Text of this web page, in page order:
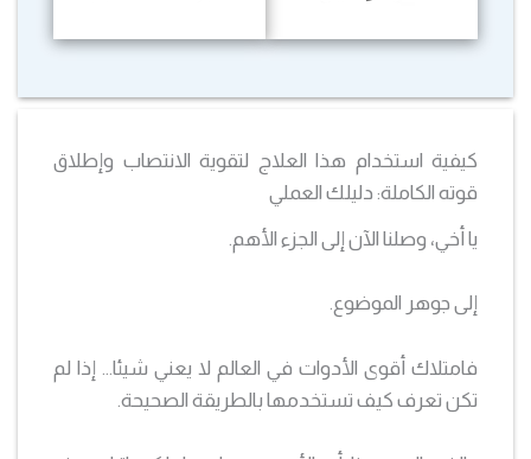
كيفية استخدام هذا العلاج لتقوية الانتصاب وإطلاق
قوته الكاملة: دليلك العملي
يا أخي، وصلنا الآن إلى الجزء الأهم.
إلى جوهر الموضوع.
فامتلاك أقوى الأدوات في العالم لا يعني شيئا… إذا لم
تكن تعرف كيف تستخدمها بالطريقة الصحيحة.